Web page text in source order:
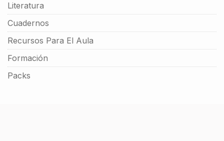
Literatura
Cuadernos
Recursos Para El Aula
Formación
Packs